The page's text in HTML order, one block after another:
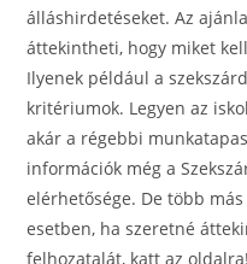
álláshirdetéseket. Az
áttekintheti, hogy miket
Ilyenek például a
kritériumok. Legyen az
akár a régebbi
információk még a
elérhetősége. De több
esetben, ha szeretné
felhozatalát, katt az oldalra!